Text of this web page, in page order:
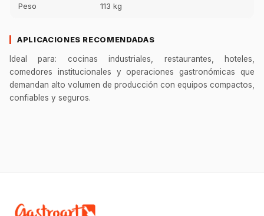
Peso 113 kg
APLICACIONES RECOMENDADAS
Ideal para: cocinas industriales, restaurantes, hoteles,
comedores institucionales y operaciones gastronómicas que
demandan alto volumen de producción con equipos compactos,
confiables y seguros.